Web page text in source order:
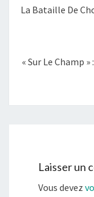
La Bataille De
« Sur Le Champ
Laisser un
Vous devez